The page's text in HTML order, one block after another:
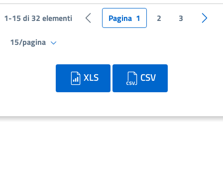
1-15 di 32 elementi Pagina precedente
Pagina 1 2 3
15/pagina
XLS CSV